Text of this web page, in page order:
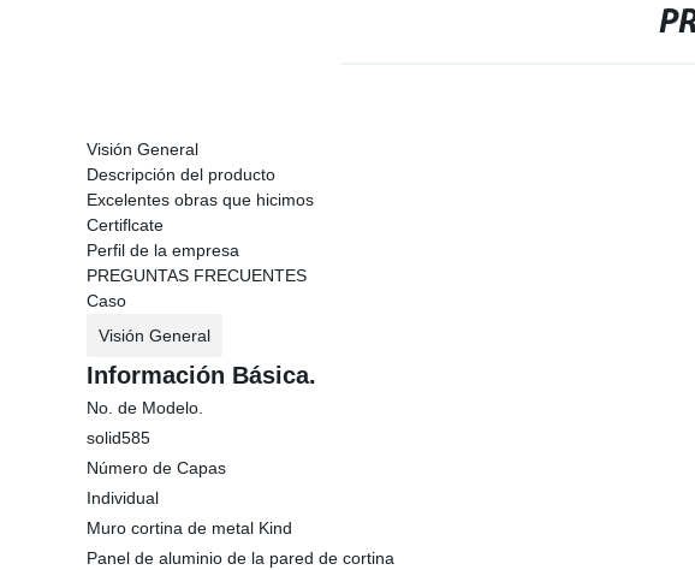
Visión General
Descripción del producto
Excelentes obras que hicimos
Certiflcate
Perfil de la empresa
PREGUNTAS FRECUENTES
Caso
Visión General
Información Básica.
No. de Modelo.
solid585
Número de Capas
Individual
Muro cortina de metal Kind
Panel de aluminio de la pared de cortina